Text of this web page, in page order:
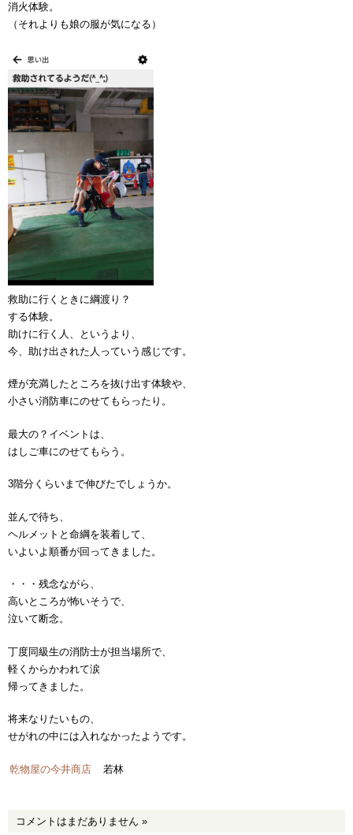
消火体験。
（それよりも娘の服が気になる）
救助に行くときに綱渡り？
する体験。
助けに行く人、というより、
今、助け出された人っていう感じです。
煙が充満したところを抜け出す体験や、
小さい消防車にのせてもらったり。
最大の？イベントは、
はしご車にのせてもらう。
3階分くらいまで伸びたでしょうか。
並んで待ち、
ヘルメットと命綱を装着して、
いよいよ順番が回ってきました。
・・・残念ながら、
高いところが怖いそうで、
泣いて断念。
丁度同級生の消防士が担当場所で、
軽くからかわれて涙
帰ってきました。
将来なりたいもの、
せがれの中には入れなかったようです。
乾物屋の今井商店 若林
コメントはまだありません »